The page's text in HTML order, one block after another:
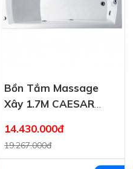
Bồn Tắm Massage
Xây 1.7M CAESAR
14.430.000đ
19.267.000đ